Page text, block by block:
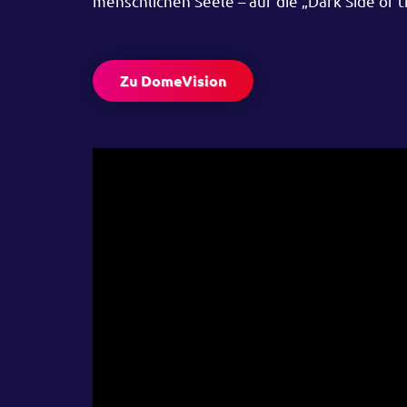
Zu DomeVision